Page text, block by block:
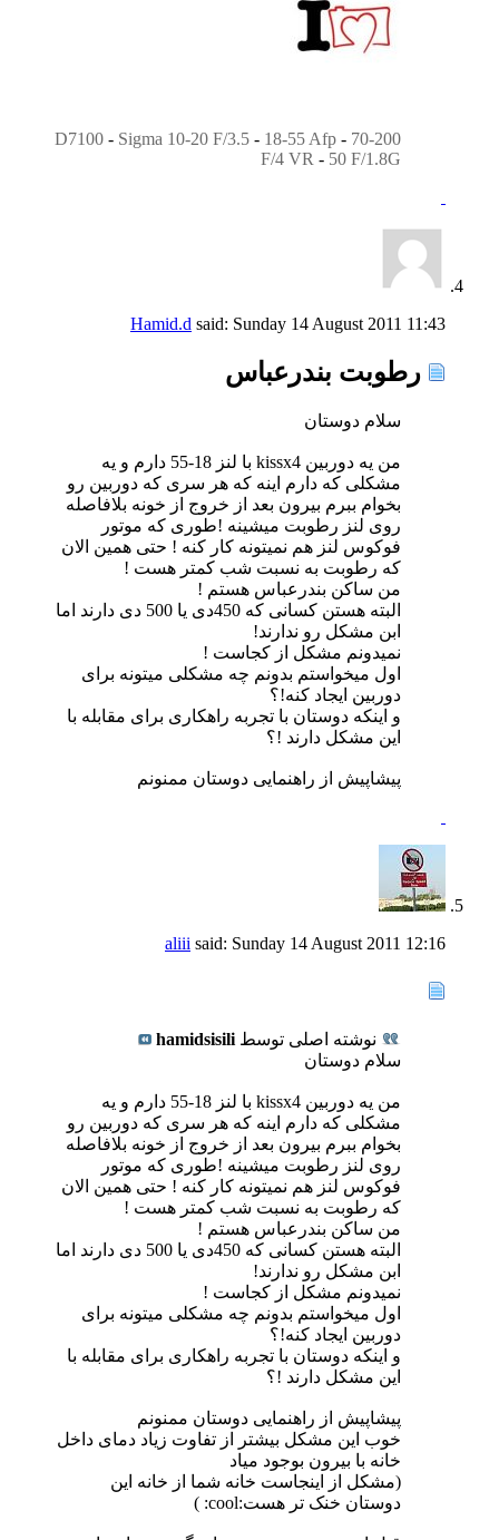
D7100 - Sigma 10-20 F/3.5 - 18-55 Afp - 70-200
F/4 VR - 50 F/1.8G
Hamid.d said: Sunday 14 August 2011 11:43
رطوبت بندرعباس
سلام دوستان
من یه دوربین kissx4 با لنز 18-55 دارم و یه
مشکلی که دارم اینه که هر سری که دوربین رو
بخوام ببرم بیرون بعد از خروج از خونه بلافاصله
روی لنز رطوبت میشینه !طوری که موتور
فوکوس لنز هم نمیتونه کار کنه ! حتی همین الان
که رطوبت به نسبت شب کمتر هست !
من ساکن بندرعباس هستم !
البته هستن کسانی که 450دی یا 500 دی دارند اما
ابن مشکل رو ندارند!
نمیدونم مشکل از کجاست !
اول میخواستم بدونم چه مشکلی میتونه برای
دوربین ایجاد کنه!؟
و اینکه دوستان با تجربه راهکاری برای مقابله با
این مشکل دارند !؟
پیشاپیش از راهنمایی دوستان ممنونم
aliii said: Sunday 14 August 2011 12:16
نوشته اصلی توسط hamidsisili
سلام دوستان
من یه دوربین kissx4 با لنز 18-55 دارم و یه
مشکلی که دارم اینه که هر سری که دوربین رو
بخوام ببرم بیرون بعد از خروج از خونه بلافاصله
روی لنز رطوبت میشینه !طوری که موتور
فوکوس لنز هم نمیتونه کار کنه ! حتی همین الان
که رطوبت به نسبت شب کمتر هست !
من ساکن بندرعباس هستم !
البته هستن کسانی که 450دی یا 500 دی دارند اما
ابن مشکل رو ندارند!
نمیدونم مشکل از کجاست !
اول میخواستم بدونم چه مشکلی میتونه برای
دوربین ایجاد کنه!؟
و اینکه دوستان با تجربه راهکاری برای مقابله با
این مشکل دارند !؟
پیشاپیش از راهنمایی دوستان ممنونم
خوب این مشکل بیشتر از تفاوت زیاد دمای داخل
خانه با بیرون بوجود میاد
(مشکل از اینجاست خانه شما از خانه این
دوستان خنک تر هست:cool: )